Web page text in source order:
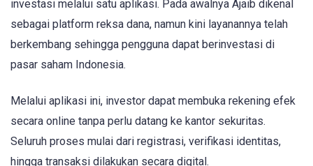
investasi melalui satu aplikasi. Pada awalnya Ajaib dikenal
sebagai platform reksa dana, namun kini layanannya telah
berkembang sehingga pengguna dapat berinvestasi di
pasar saham Indonesia.
Melalui aplikasi ini, investor dapat membuka rekening efek
secara online tanpa perlu datang ke kantor sekuritas.
Seluruh proses mulai dari registrasi, verifikasi identitas,
hingga transaksi dilakukan secara digital.